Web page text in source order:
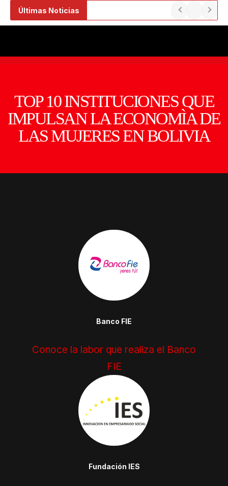
Últimas Noticias
TOP 10 INSTITUCIONES QUE
IMPULSAN LA ECONOMÌA DE
LAS MUJERES EN BOLIVIA
Banco FIE
Conoce la labor que realiza el Banco
FIE
Fundación IES